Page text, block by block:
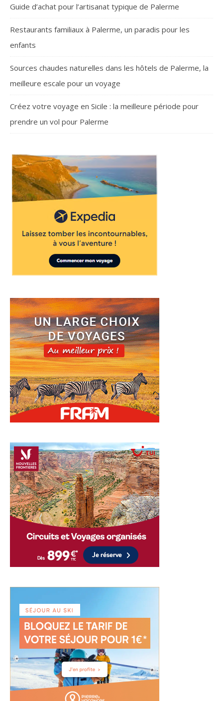
Guide d’achat pour l’artisanat typique de Palerme
Restaurants familiaux à Palerme, un paradis pour les
enfants
Sources chaudes naturelles dans les hôtels de Palerme, la
meilleure escale pour un voyage
Créez votre voyage en Sicile : la meilleure période pour
prendre un vol pour Palerme